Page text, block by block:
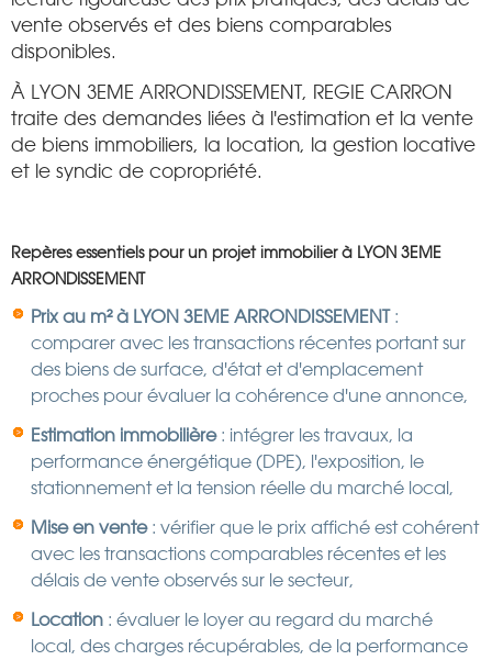
vente observés et des biens comparables
disponibles.
À LYON 3EME ARRONDISSEMENT, REGIE CARRON
traite des demandes liées à l'estimation et la vente
de biens immobiliers, la location, la gestion locative
et le syndic de copropriété.
Repères essentiels pour un projet immobilier à LYON 3EME
ARRONDISSEMENT
Prix au m² à LYON 3EME ARRONDISSEMENT:
comparer avec les transactions récentes portant sur
des biens de surface, d'état et d'emplacement
proches pour évaluer la cohérence d'une annonce,
Estimation immobilière: intégrer les travaux, la
performance énergétique (DPE), l'exposition, le
stationnement et la tension réelle du marché local,
Mise en vente: vérifier que le prix affiché est cohérent
avec les transactions comparables récentes et les
délais de vente observés sur le secteur,
Location : évaluer le loyer au regard du marché
local, des charges récupérables, de la performance